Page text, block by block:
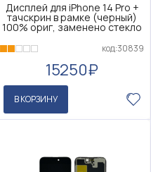
Дисплей для iPhone 14 Pro +
тачскрин в рамке (черный)
100% ориг, заменено стекло
код:30839
15250₽
В КОРЗИНУ